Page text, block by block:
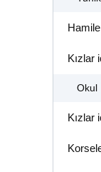
Kızlar
Okul
Kızlar